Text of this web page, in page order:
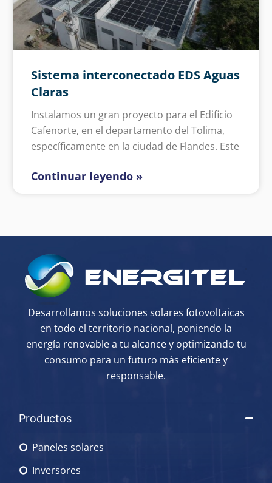
Sistema interconectado EDS Aguas
Claras
Instalamos un gran proyecto para el Edificio
Cafenorte, en el departamento del Tolima,
específicamente en la ciudad de Flandes. Este
Continuar leyendo »
Desarrollamos soluciones solares fotovoltaicas
en todo el territorio nacional, poniendo la
energía renovable a tu alcance y optimizando tu
consumo para un futuro más eficiente y
responsable.
Productos
Paneles solares
Inversores